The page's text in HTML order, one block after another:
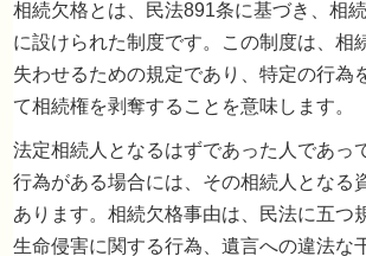
相続欠格とは、民法891条に基づき、相
に設けられた制度です。この制度は、相
失わせるための規定であり、特定の行為
て相続権を剥奪することを意味します。
法定相続人となるはずであった人であっ
行為がある場合には、その相続人となる
あります。相続欠格事由は、民法に五つ
生命侵害に関する行為、遺言への違法な